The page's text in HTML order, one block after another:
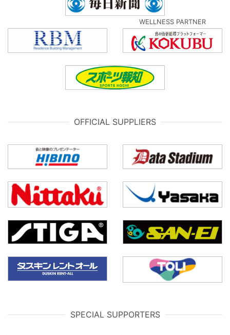
WELLNESS PARTNER
OFFICIAL SUPPLIERS
SPECIAL SUPPORTERS